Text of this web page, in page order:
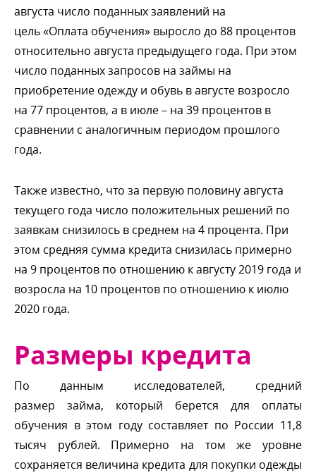
августа число поданных заявлений на
цель «Оплата обучения» выросло до 88 проценто
относительно августа предыдущего года. При этом
число поданных запросов на займы на
приобретение одежду и обувь в августе возросло
на 77 процентов, а в июле – на 39 проценто
сравнении с аналогичным периодом прошлого
ода.
Также известно, что за первую половину августа
текущего года число положительных решений по
заявкам снизилось в среднем на 4 процента. При
этом средняя сумма кредита снизилась примерно
на 9 процентов по отношению к августу 2019 года и
озросла на 10 процентов по отношению к июлю
2020 года.
Размеры кредита
По данным исследователей, средний
размер займа, который берется для оплаты
обучения в этом году составляет по России 11,8
тысяч рублей. Примерно на том же уровне
сохраняется величина кредита для покупки одежды